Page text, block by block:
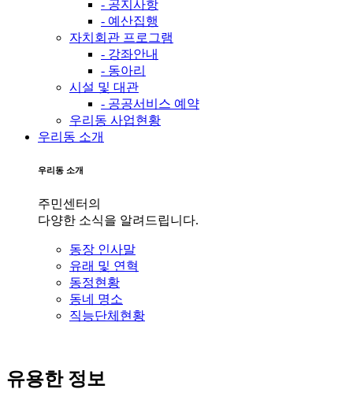
- 공지사항
- 예산집행
자치회관 프로그램
- 강좌안내
- 동아리
시설 및 대관
- 공공서비스 예약
우리동 사업현황
우리동 소개
우리동 소개
주민센터의
다양한 소식을 알려드립니다.
동장 인사말
유래 및 연혁
동정현황
동네 명소
직능단체현황
유용한 정보